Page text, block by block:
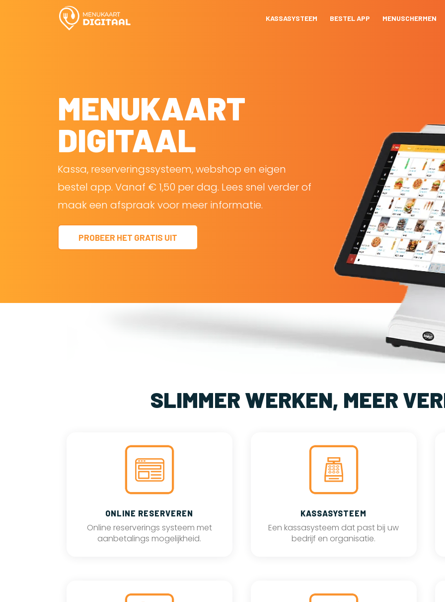
KASSASYSTEEM BESTEL APP MENUSCHERMEN
MENUKAART
DIGITAAL
Kassa, reserveringssysteem, webshop en eigen
bestel app. Vanaf € 1,50 per dag. Lees snel verder of
maak een afspraak voor meer informatie.
PROBEER HET GRATIS UIT
SLIMMER WERKEN, MEER
ONLINE RESERVEREN
Online reserverings systeem met
aanbetalings mogelijkheid.
KASSASYSTEEM
Een kassasysteem dat past bij uw
bedrijf en organisatie.